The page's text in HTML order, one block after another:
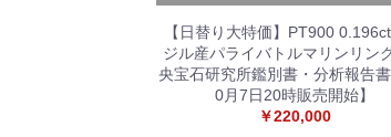
【日替り大特価】PT900
ジル産パライバトルマリンリン
央宝石研究所鑑別書・分析報告
0月7日20時販売開始】
￥220,000